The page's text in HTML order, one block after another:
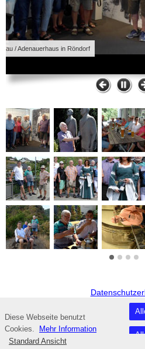
in Röndorf
powered by
Fußzeile
Standard Ansicht
Diese Webseite benutzt
Cookies.
Mehr Information